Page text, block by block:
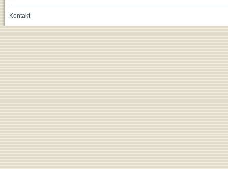
Kontakt